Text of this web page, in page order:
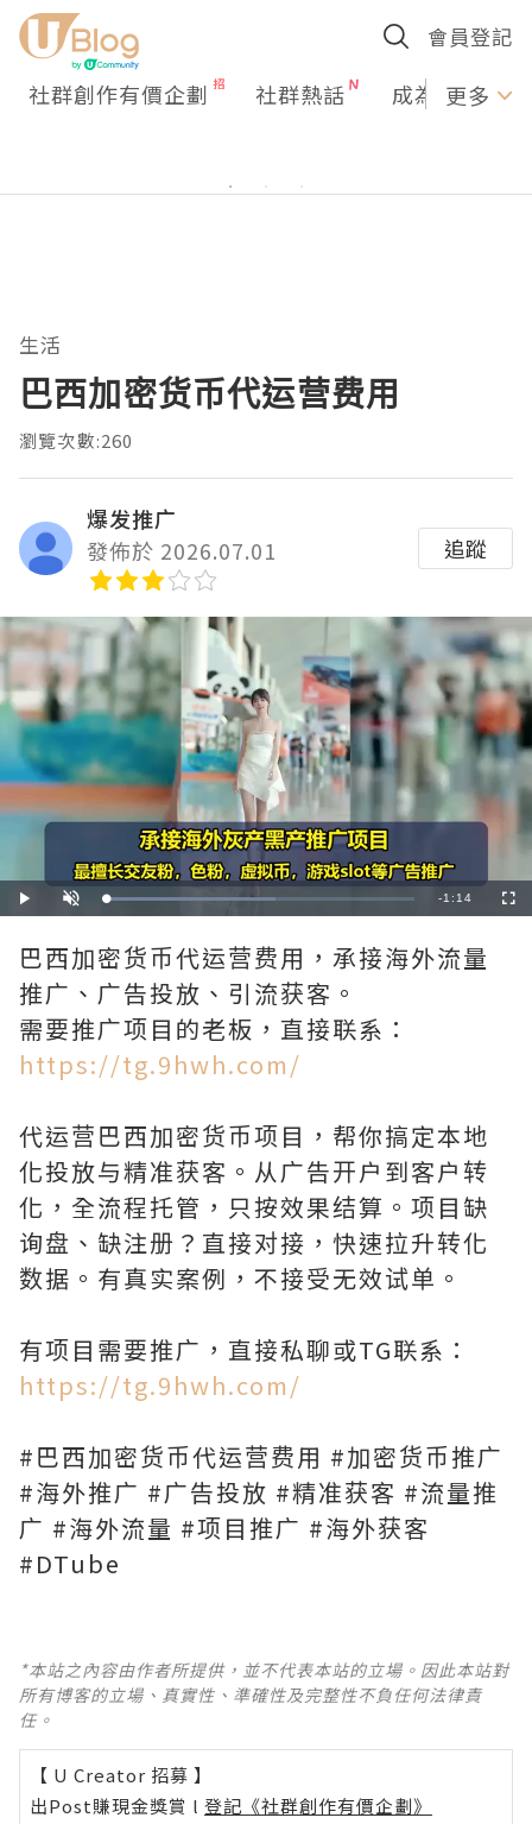
會員登記
社群創作有價企劃 社群熱話 成為U更多
生活
巴西加密货币代运营费用
瀏覽次數:260
爆发推广
發佈於 2026.07.01
追蹤
Play Unmute Loaded:
54.73%
Remaining
-1:14
巴西加密货币代运营费用，承接海外流量
推广、广告投放、引流获客。
需要推广项目的老板，直接联系：
https://tg.9hwh.com/
代运营巴西加密货币项目，帮你搞定本地
化投放与精准获客。从广告开户到客户转
化，全流程托管，只按效果结算。项目缺
询盘、缺注册？直接对接，快速拉升转化
数据。有真实案例，不接受无效试单。
有项目需要推广，直接私聊或TG联系：
https://tg.9hwh.com/
#巴西加密货币代运营费用 #加密货币推广
#海外推广 #广告投放 #精准获客 #流量推
广 #海外流量 #项目推广 #海外获客
#DTube
*本站之內容由作者所提供，並不代表本站的立場。因此本站對
所有博客的立場、真實性、準確性及完整性不負任何法律責
任。
【 U Creator 招募 】
出Post賺現金獎賞 l 登記《社群創作有價企劃》